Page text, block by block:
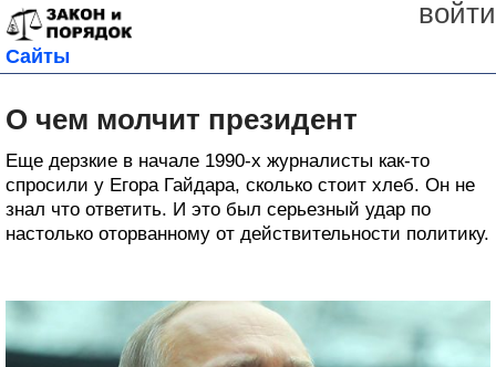
войти
Сайты
О чем молчит президент
Еще дерзкие в начале 1990-х журналисты как-то
спросили у Егора Гайдара, сколько стоит хлеб. Он не
знал что ответить. И это был серьезный удар по
настолько оторванному от действительности политику.